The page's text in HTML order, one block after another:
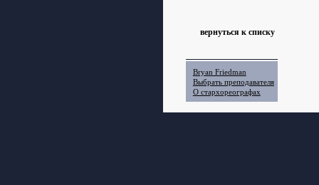
вернуться к списку
Bryan Friedman
Выбрать преподавателя
О стархореографах